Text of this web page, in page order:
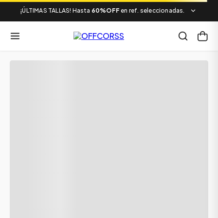
¡ÚLTIMAS TALLAS! Hasta 60%OFF en ref. seleccionadas.